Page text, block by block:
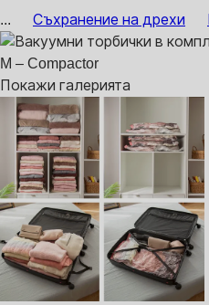
... Съхранение на дрехи
Покажи галерията